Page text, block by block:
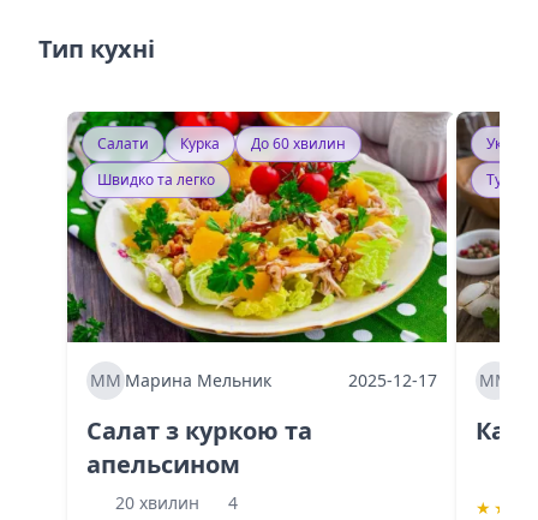
Тип кухні
Салати Курка
До 60 хвилин
Швидко та легко
ММ Марина Мельник 2025-12-17
Салат з куркою та
апельсином
20 хвилин
4
ММ
★ ★